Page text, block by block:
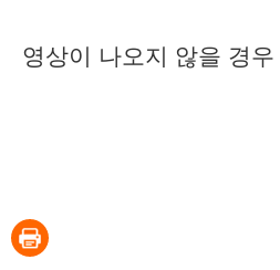
영상이 나오지 않을 경우